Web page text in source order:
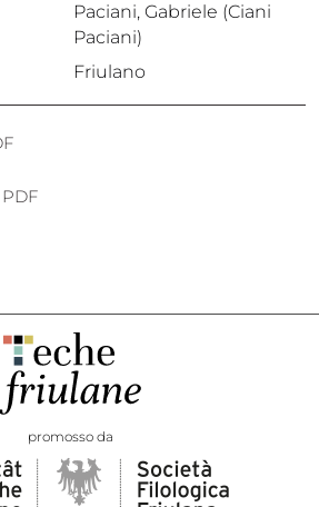
Paciani, Gabriele (Ciani
Paciani)
Friulano
promosso da